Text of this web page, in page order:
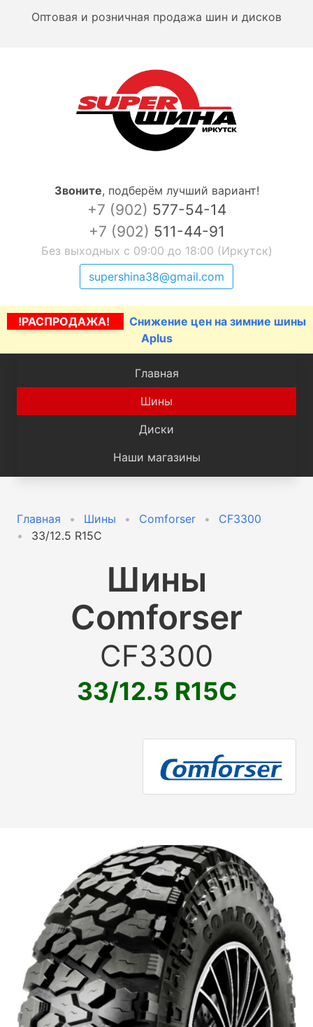
Оптовая и розничная продажа шин и дисков
Звоните, подберём лучший вариант!
+7 (902) 577-54-14
+7 (902) 511-44-91
Без выходных с 09:00 до 18:00 (Иркутск)
supershina38@gmail.com
!РАСПРОДАЖА!
Снижение цен на зимние шины
Aplus
Главная
Шины
Диски
Наши магазины
Главная Шины Comforser
CF3300
33/12.5 R15C
Шины
Comforser
CF3300
33/12.5 R15C